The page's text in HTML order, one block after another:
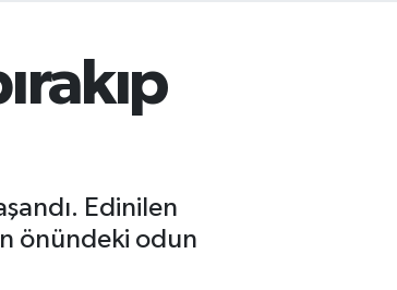
Edinilen
önündeki odun